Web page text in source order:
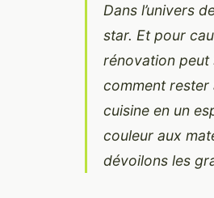
Dans l’univers
star. Et pour
rénovation peut
comment
cuisine en un
couleur aux
dévoilons les